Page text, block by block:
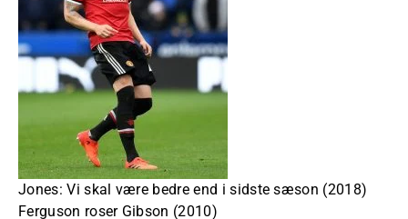
Jones: Vi skal være bedre end i sidste sæson (2018)
Ferguson roser Gibson (2010)